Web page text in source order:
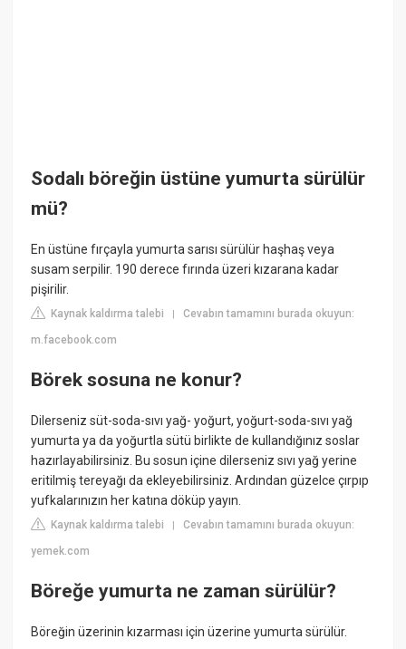
Sodalı böreğin üstüne yumurta sürülür
mü?
En üstüne fırçayla yumurta sarısı sürülür haşhaş veya
susam serpilir. 190 derece fırında üzeri kızarana kadar
pişirilir.
Kaynak kaldırma talebi |Cevabın tamamını burada okuyun:
m.facebook.com
Börek sosuna ne konur?
Dilerseniz süt-soda-sıvı yağ- yoğurt, yoğurt-soda-sıvı yağ
yumurta ya da yoğurtla sütü birlikte de kullandığınız soslar
hazırlayabilirsiniz. Bu sosun içine dilerseniz sıvı yağ yerine
eritilmiş tereyağı da ekleyebilirsiniz. Ardından güzelce çırpıp
yufkalarınızın her katına döküp yayın.
Kaynak kaldırma talebi |Cevabın tamamını burada okuyun:
yemek.com
Böreğe yumurta ne zaman sürülür?
Böreğin üzerinin kızarması için üzerine yumurta sürülür.